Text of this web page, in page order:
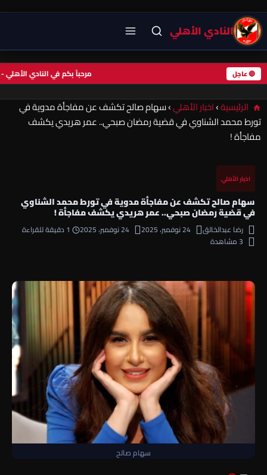
النادي الأهلي
🔴 عاجل مرحباً بكم في النادي
الرئيسية›اخبار الأهلي›سهام صالح تكشف عن مفاجأة مدوية في
تورط محمد الشناوي في قضية رمضان صبحي.. عمر هريدي يكشف
مفاجأة !
اخبار الأهلي
سهام صالح تكشف عن مفاجأة مدوية في تورط محمد الشناوي
في قضية رمضان صبحي.. عمر هريدي يكشف مفاجأة !
رضا عبدالخالق 24 نوفمبر، 2025 24 نوفمبر، 2025
1 دقيقة للقراءة
3 مشاهدة
سهام صالح